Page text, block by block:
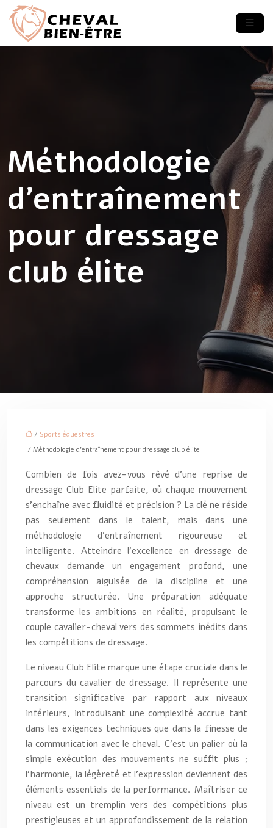
Méthodologie
d’entraînement
pour dressage
club élite
/ Sports équestres
/ Méthodologie d’entraînement pour dressage club élite
Combien de fois avez-vous rêvé d’une reprise de
dressage Club Elite parfaite, où chaque mouvement
s’enchaîne avec fluidité et précision ? La clé ne réside
pas seulement dans le talent, mais dans une
méthodologie d’entraînement rigoureuse et
intelligente. Atteindre l’excellence en dressage de
chevaux demande un engagement profond, une
compréhension aiguisée de la discipline et une
approche structurée. Une préparation adéquate
transforme les ambitions en réalité, propulsant le
couple cavalier-cheval vers des sommets inédits dans
les compétitions de dressage.
Le niveau Club Elite marque une étape cruciale dans le
parcours du cavalier de dressage. Il représente une
transition significative par rapport aux niveaux
inférieurs, introduisant une complexité accrue tant
dans les exigences techniques que dans la finesse de
la communication avec le cheval. C’est un palier où la
simple exécution des mouvements ne suffit plus ;
l’harmonie, la légèreté et l’expression deviennent des
éléments essentiels de la performance. Maîtriser ce
niveau est un tremplin vers des compétitions plus
prestigieuses et un approfondissement de la relation